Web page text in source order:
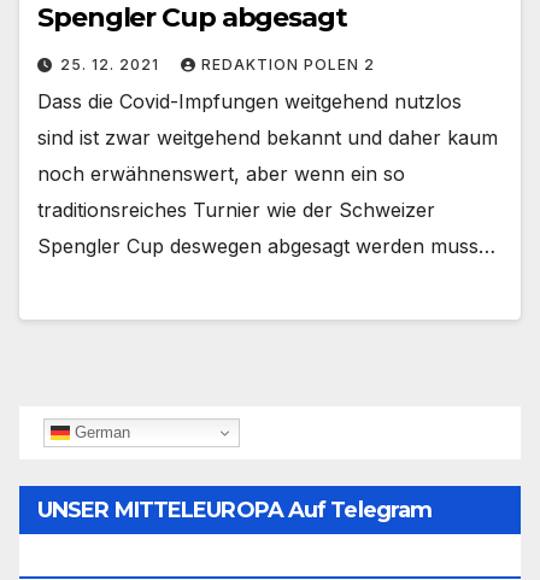
Spengler Cup abgesagt
25. 12. 2021 REDAKTION POLEN 2
Dass die Covid-Impfungen weitgehend nutzlos
sind ist zwar weitgehend bekannt und daher kaum
noch erwähnenswert, aber wenn ein so
traditionsreiches Turnier wie der Schweizer
Spengler Cup deswegen abgesagt werden muss…
German
UNSER MITTELEUROPA Auf Telegram